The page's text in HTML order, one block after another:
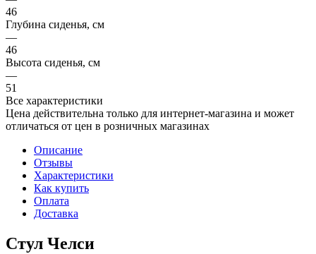
46
Глубина сиденья, см
—
46
Высота сиденья, см
—
51
Все характеристики
Цена действительна только для интернет-магазина и может
отличаться от цен в розничных магазинах
Описание
Отзывы
Характеристики
Как купить
Оплата
Доставка
Стул Челси